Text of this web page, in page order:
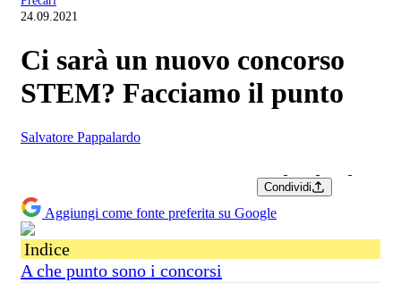
24.09.2021
Ci sarà un nuovo concorso
STEM? Facciamo il punto
Salvatore Pappalardo
Condividi
Aggiungi come fonte preferita su Google
Indice
A che punto sono i concorsi